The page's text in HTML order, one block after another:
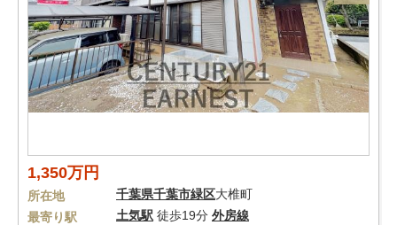
1,350万円
所在地 千葉県千葉市緑区大椎町
最寄り駅
土気駅 徒歩19分 外房線